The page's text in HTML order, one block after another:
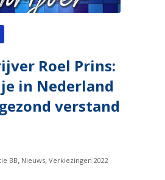
Roel Prins:
in Nederland
verstand
BB, Nieuws, Verkiezingen 2022